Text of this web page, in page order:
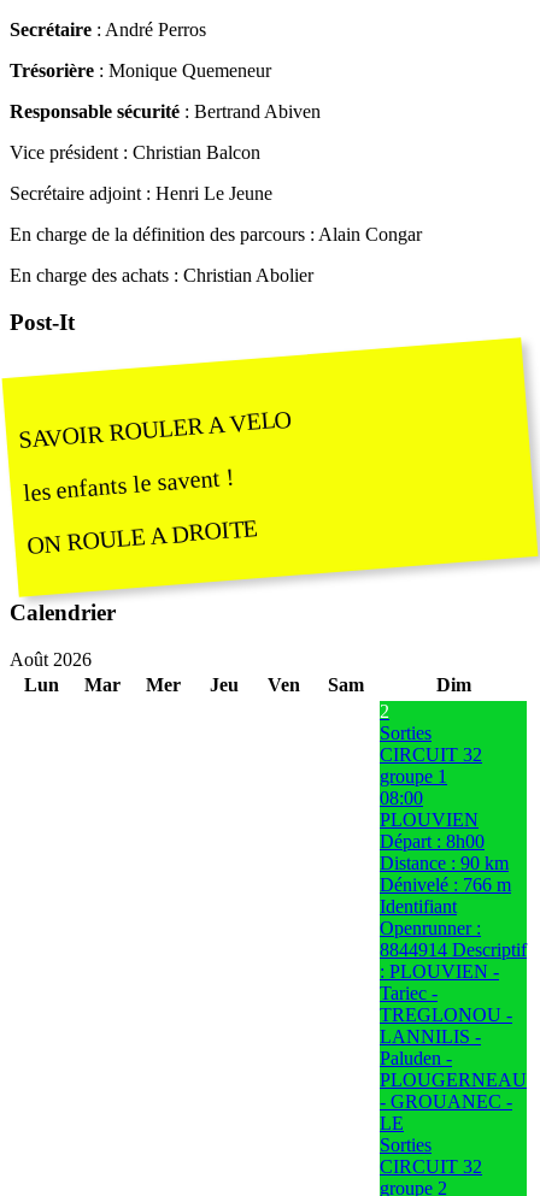
Secrétaire : André Perros
Trésorière : Monique Quemeneur
Responsable sécurité : Bertrand Abiven
Vice président : Christian Balcon
Secrétaire adjoint : Henri Le Jeune
En charge de la définition des parcours : Alain Congar
En charge des achats : Christian Abolier
Post-It
SAVOIR ROULER A VELO
les enfants le savent !
ON ROULE A DROITE
Calendrier
Août 2026
Lun
Mar Mer Jeu Ven Sam Dim
2
Sorties
CIRCUIT 32
groupe 1
08:00
PLOUVIEN
Départ : 8h00
Distance : 90 km
Dénivelé : 766 m
Identifiant
Openrunner :
8844914 Descriptif
: PLOUVIEN -
Tariec -
TREGLONOU -
LANNILIS -
Paluden -
PLOUGERNEAU
- GROUANEC -
LE
Sorties
CIRCUIT 32
groupe 2